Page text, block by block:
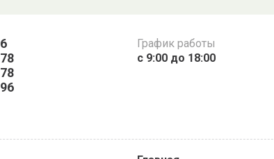
График работы
с 9:00 до 18:00